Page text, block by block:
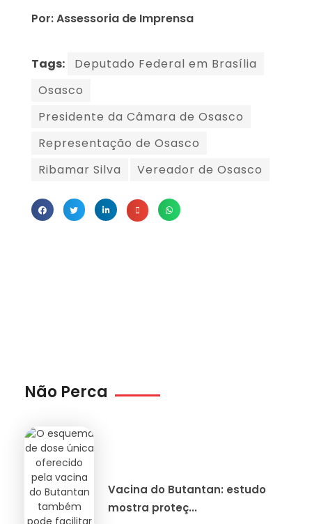
Por: Assessoria de Imprensa
Tags:
Deputado Federal em Brasília
Osasco
Presidente da Câmara de Osasco
Representação de Osasco
Ribamar Silva
Vereador de Osasco
Não Perca
Vacina do Butantan: estudo
mostra proteç...